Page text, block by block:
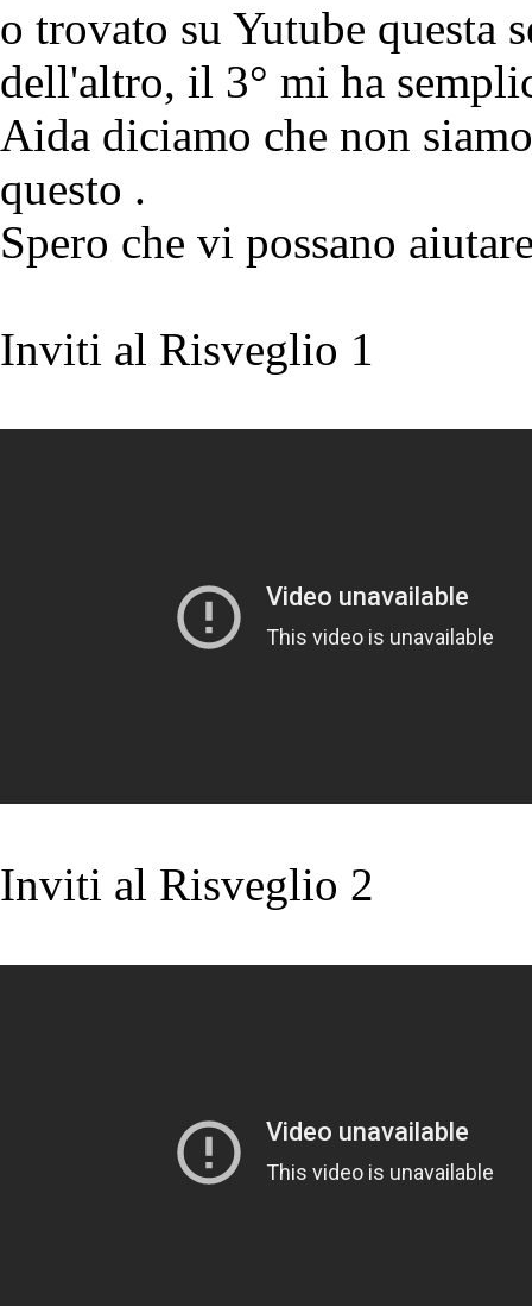
o trovato su Yutube questa
dell'altro, il 3° mi ha
Aida diciamo che non
questo .
Spero che vi possano
Inviti al Risveglio 1
Inviti al Risveglio 2